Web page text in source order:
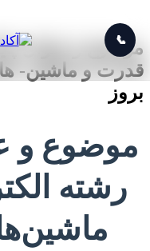
📞
موضوع و عنوان
قدرت و ماشین-
بروز
موضوع و
رشته